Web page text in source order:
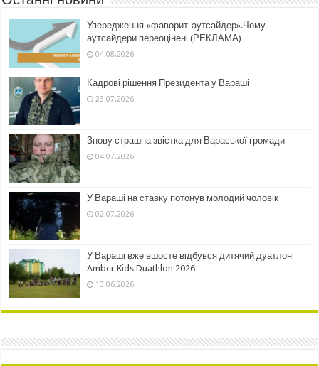
Упередження «фаворит-аутсайдер».Чому
аутсайдери переоцінені (РЕКЛАМА)
04.08.2026
Кадрові рішення Президента у Вараші
23.07.2026
Знову страшна звістка для Вараської громади
04.07.2026
У Вараші на ставку потонув молодий чоловік
02.07.2026
У Вараші вже вшосте відбувся дитячий дуатлон
Amber Kids Duathlon 2026
10.06.2026